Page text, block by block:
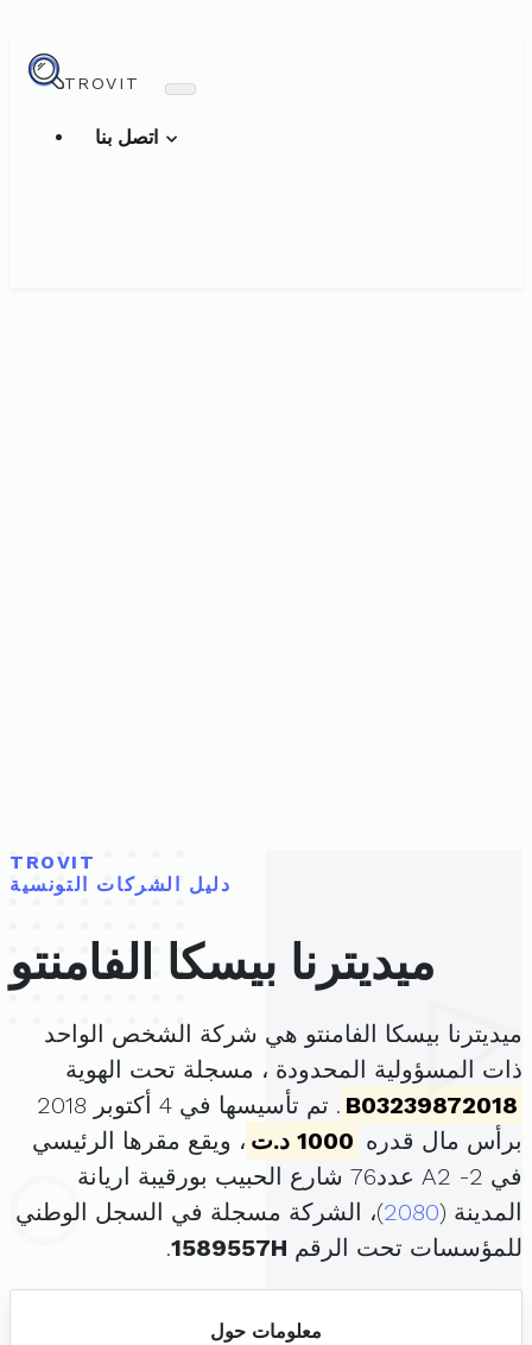
TROVIT
TROVIT
دليل الشركات التونسية
ميديترنا بيسكا الفامنتو
ميديترنا بيسكا الفامنتو هي شركة الشخص الواحد
ذات المسؤولية المحدودة ، مسجلة تحت الهوية
B03239872018
. تم تأسيسها في 4 أكتوبر 2018
برأس مال قدره 1000 د.ت
، ويقع مقرها الرئيسي
في A2 -2 عدد76 شارع الحبيب بورقيبة اريانة
المدينة (2080)، الشركة مسجلة في السجل الوطني
للمؤسسات تحت الرقم 1589557H
.
معلومات حول